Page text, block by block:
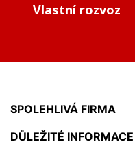
Vlastní rozvoz
SPOLEHLIVÁ FIRMA
DŮLEŽITÉ INFORMACE